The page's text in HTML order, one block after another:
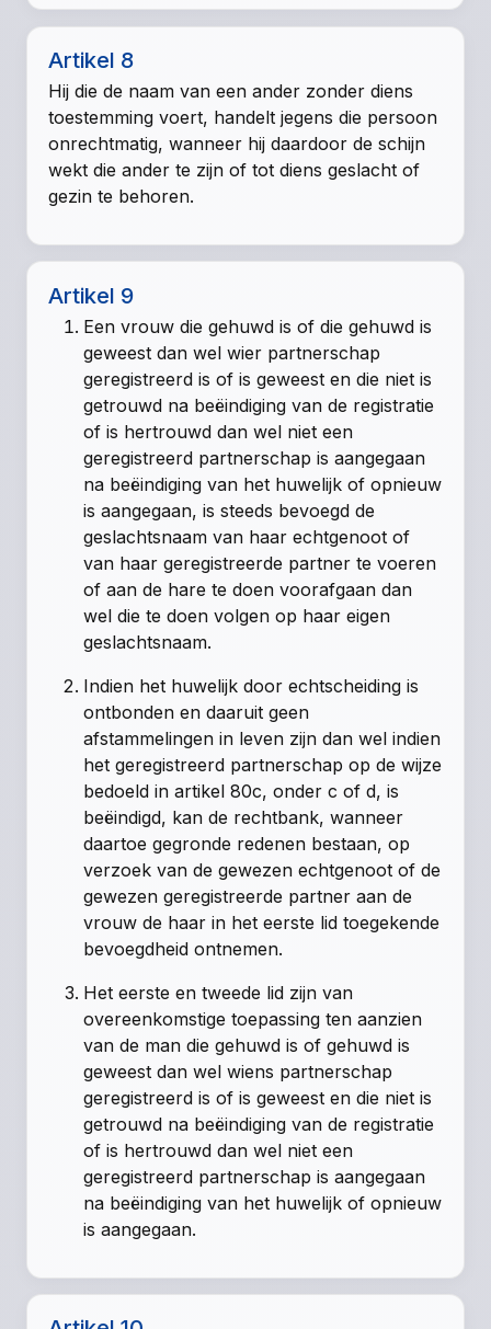
Artikel 8
Hij die de naam van een ander zonder diens
toestemming voert, handelt jegens die persoon
onrechtmatig, wanneer hij daardoor de schijn
wekt die ander te zijn of tot diens geslacht of
gezin te behoren.
Artikel 9
Een vrouw die gehuwd is of die gehuwd is
geweest dan wel wier partnerschap
geregistreerd is of is geweest en die niet is
getrouwd na beëindiging van de registratie
of is hertrouwd dan wel niet een
geregistreerd partnerschap is aangegaan
na beëindiging van het huwelijk of opnieuw
is aangegaan, is steeds bevoegd de
geslachtsnaam van haar echtgenoot of
van haar geregistreerde partner te voeren
of aan de hare te doen voorafgaan dan
wel die te doen volgen op haar eigen
geslachtsnaam.
Indien het huwelijk door echtscheiding is
ontbonden en daaruit geen
afstammelingen in leven zijn dan wel indien
het geregistreerd partnerschap op de wijze
bedoeld inartikel 80c, onder c of d, is
beëindigd, kan de rechtbank, wanneer
daartoe gegronde redenen bestaan, op
verzoek van de gewezen echtgenoot of de
gewezen geregistreerde partner aan de
vrouw de haar in het eerste lid toegekende
bevoegdheid ontnemen.
Het eerste en tweede lid zijn van
overeenkomstige toepassing ten aanzien
van de man die gehuwd is of gehuwd is
geweest dan wel wiens partnerschap
geregistreerd is of is geweest en die niet is
getrouwd na beëindiging van de registratie
of is hertrouwd dan wel niet een
geregistreerd partnerschap is aangegaan
na beëindiging van het huwelijk of opnieuw
is aangegaan.